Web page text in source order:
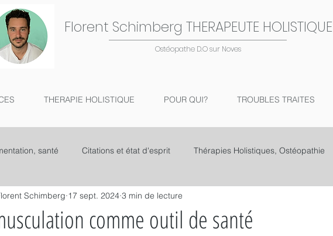
Florent Schimberg THERAPEUTE HOLISTIQUE
Ostéopathe D.O sur Noves
THERAPIE HOLISTIQUE POUR QUI? TROUBLES TRAITES
santé Citations et état d'esprit Thérapies Holistiques, Ostéopathie
comme outil de santé
Schimberg 17 sept. 2024 3 min de lecture